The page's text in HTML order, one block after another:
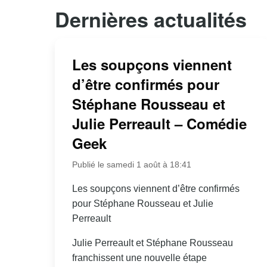
Dernières actualités
Les soupçons viennent
d’être confirmés pour
Stéphane Rousseau et
Julie Perreault – Comédie
Geek
Publié le samedi 1 août à 18:41
Les soupçons viennent d’être confirmés
pour Stéphane Rousseau et Julie
Perreault
Julie Perreault et Stéphane Rousseau
franchissent une nouvelle étape